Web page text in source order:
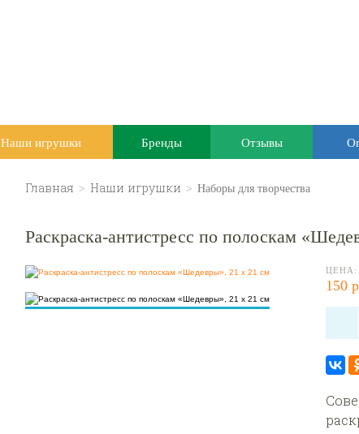
Наши игрушки Бренды Отзывы
Главная > Наши игрушки > Наборы для творчества
Раскраска-антистресс по полоскам
ЦЕНА:
150